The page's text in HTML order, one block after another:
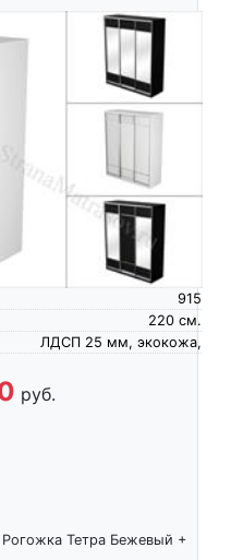
915
см.
220
ЛДСП 25 мм, экокожа,
руб.
Тетра Бежевый +